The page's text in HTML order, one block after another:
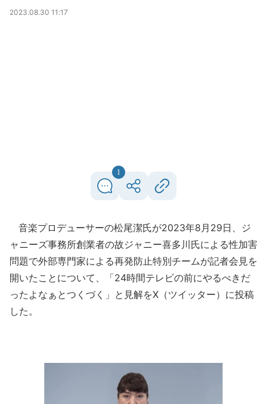
2023.08.30 11:17
1
音楽プロデューサーの松尾潔氏が2023年8月29日、ジ
ャニーズ事務所創業者の故ジャニー喜多川氏による性加害
問題で外部専門家による再発防止特別チームが記者会見を
開いたことについて、「24時間テレビの前にやるべきだ
ったよなぁとつくづく」と見解をX（ツイッター）に投稿
した。